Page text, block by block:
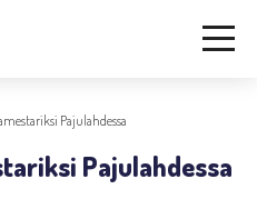
Pajulahdessa
Pajulahdessa